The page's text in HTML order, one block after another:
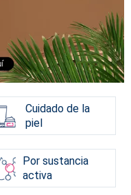
Cuidado de la
piel
Por sustancia
activa